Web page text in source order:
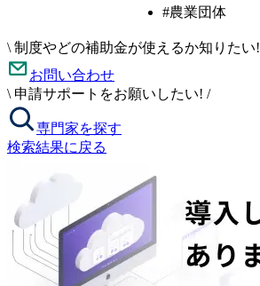
#農業団体
\ 制度やどの補助金が使えるか知りたい!
お問い合わせ
\ 申請サポートをお願いしたい! /
専門家を探す
検索結果に戻る